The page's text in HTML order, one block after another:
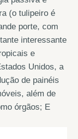
(o tulipeiro é
porte, com
interessante
e
Unidos, a
de painéis
além de
órgãos; E